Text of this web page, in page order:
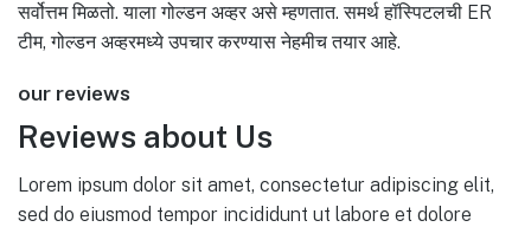
सर्वोत्तम मिळतो. याला गोल्डन अव्हर असे म्हणतात. समर्थ हॉस्पिटलची ER
टीम, गोल्डन अव्हरमध्ये उपचार करण्यास नेहमीच तयार आहे.
our reviews
Reviews about Us
Lorem ipsum dolor sit amet, consectetur adipiscing elit,
sed do eiusmod tempor incididunt ut labore et dolore